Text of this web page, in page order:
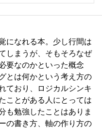
になれる本。少し行間は
しまうが、そもそろなぜ
要なのかといった概念
とは何かという考え方の
ており、ロジカルシンキ
ことがある人にとっては
も勉強したことはありま
の書き方、軸の作り方の